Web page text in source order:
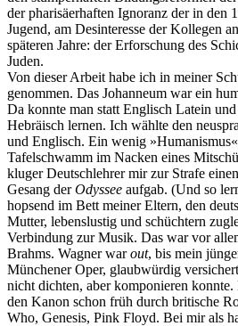
der pharisäerhaften Ignoranz der in den
Jugend, am Desinteresse der Kollegen
späteren Jahre: der Erforschung des
Juden.
Von dieser Arbeit habe ich in meiner
genommen. Das Johanneum war ein
Da konnte man statt Englisch Latein
Hebräisch lernen. Ich wählte den
und Englisch. Ein wenig
Tafelschwamm im Nacken eines
kluger Deutschlehrer mir zur Strafe
Gesang derOdyssee aufgab. (Und so
hopsend im Bett meiner Eltern, den
Mutter, lebenslustig und schüchtern
Verbindung zur Musik. Das war vor
Brahms. Wagner warout, bis mein
Münchener Oper, glaubwürdig
nicht dichten, aber komponieren
den Kanon schon früh durch britische
Who, Genesis, Pink Floyd. Bei mir als